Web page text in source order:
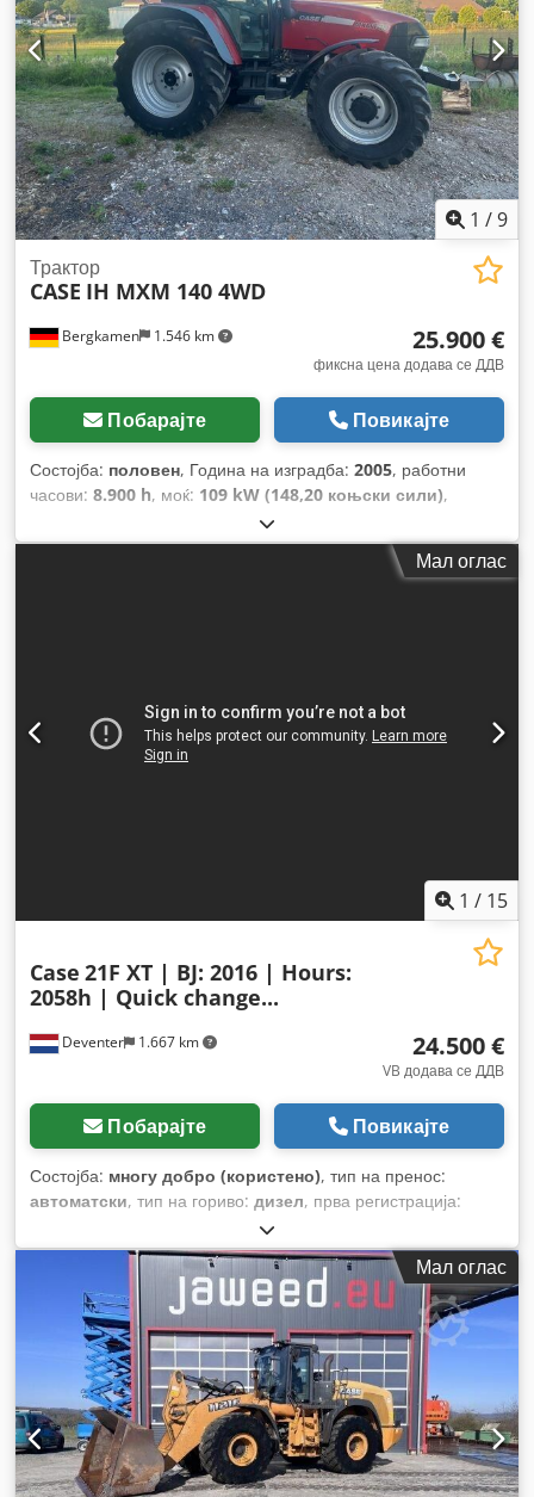
1 /9
Bergkamen 1.546 km
Трактор
CASE IH MXM 140 4WD
25.900 €
фиксна цена додава се ДДВ
Побарајте Повикајте
Состојба: половен, Година на изградба: 2005, работни
часови: 8.900 h, моќ: 109 kW (148,20 коњски сили),
ABS, кабина, клима уред, погон на сите тркала
Мал оглас
1 / 15
Deventer 1.667 km
Case 21F XT | BJ: 2016 | Hours:
2058h | Quick change...
24.500 €
VB додава се ДДВ
Побарајте Повикајте
Состојба: многу добро (користено), тип на пренос:
автоматски, тип на гориво: дизел, прва регистрација:
, Година на изградба:2016
h, Опрема:кабина,
Мал оглас